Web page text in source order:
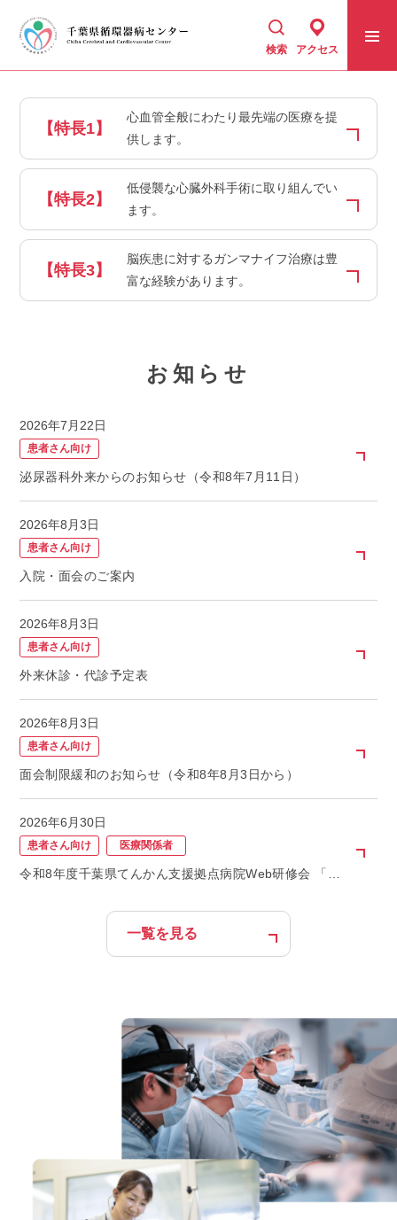
検索 アクセス
【特長1】
心血管全般にわたり最先端の医療を提
供します。
【特長2】
低侵襲な心臓外科手術に取り組んでい
ます。
【特長3】
脳疾患に対するガンマナイフ治療は豊
富な経験があります。
お知らせ
2026年7月22日
患者さん向け
泌尿器科外来からのお知らせ（令和8年7月11日）
2026年8月3日
患者さん向け
入院・面会のご案内
2026年8月3日
患者さん向け
外来休診・代診予定表
2026年8月3日
患者さん向け
面会制限緩和のお知らせ（令和8年8月3日から）
2026年6月30日
患者さん向け 医療関係者
令和8年度千葉県てんかん支援拠点病院Web研修会 「な
＜ステップ8＞」の開催について
一覧を見る
千葉県循環器病センター
センター紹介
診療科・部門
患者さん向け情報
お知らせ
医療関係者・業者の方
サイトマップ
千葉県循環器病センター